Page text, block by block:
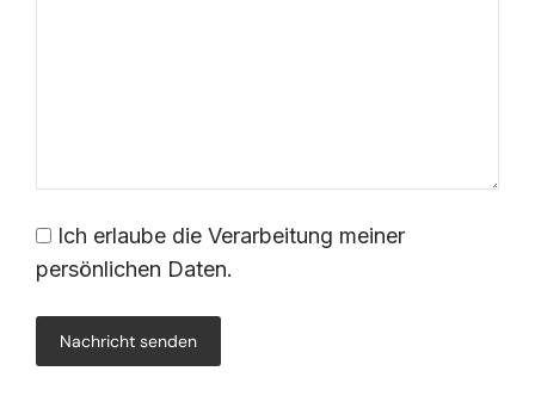
Ich erlaube die Verarbeitung meiner
persönlichen Daten.
Nachricht senden